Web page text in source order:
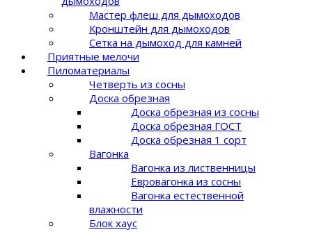
Мастер флеш для дымоходов
Кронштейн для дымоходов
Сетка на дымоход для камней
Приятные мелочи
Пиломатериалы
Четверть из сосны
Доска обрезная
Доска обрезная из сосны
Доска обрезная ГОСТ
Доска обрезная 1 сорт
Вагонка
Вагонка из лиственницы
Евровагонка из сосны
Вагонка естественной
влажности
Блок хаус